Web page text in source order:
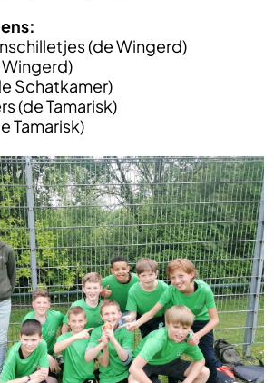
(de Wingerd)
Wingerd)
Schatkamer)
(de Tamarisk)
Tamarisk)